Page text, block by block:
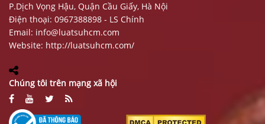
P.Dịch Vọng Hậu, Quận Cầu Giấy, Hà Nội
Điện thoại: 0967388898 - LS Chính
Email: info@luatsuhcm.com
Website: http://luatsuhcm.com/
Chúng tôi trên mạng xã hội